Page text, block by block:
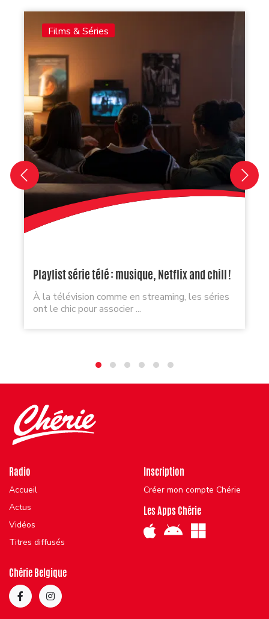
Films & Séries
Playlist série télé : musique, Netflix and chill !
À la télévision comme en streaming, les séries
ont le chic pour associer ...
Radio
Accueil
Actus
Vidéos
Titres diffusés
Inscription
Créer mon compte Chérie
Les Apps Chérie
Chérie Belgique